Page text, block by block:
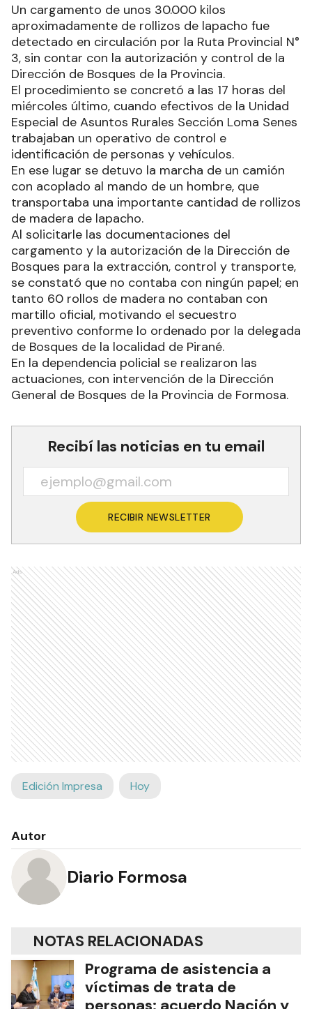
Un cargamento de unos 30.000 kilos
aproximadamente de rollizos de lapacho fue
detectado en circulación por la Ruta Provincial N°
3, sin contar con la autorización y control de la
Dirección de Bosques de la Provincia.
El procedimiento se concretó a las 17 horas del
miércoles último, cuando efectivos de la Unidad
Especial de Asuntos Rurales Sección Loma Senes
trabajaban un operativo de control e
identificación de personas y vehículos.
En ese lugar se detuvo la marcha de un camión
con acoplado al mando de un hombre, que
transportaba una importante cantidad de rollizos
de madera de lapacho.
Al solicitarle las documentaciones del
cargamento y la autorización de la Dirección de
Bosques para la extracción, control y transporte,
se constató que no contaba con ningún papel; en
tanto 60 rollos de madera no contaban con
martillo oficial, motivando el secuestro
preventivo conforme lo ordenado por la delegada
de Bosques de la localidad de Pirané.
En la dependencia policial se realizaron las
actuaciones, con intervención de la Dirección
General de Bosques de la Provincia de Formosa.
Recibí las noticias en tu email
RECIBIR NEWSLETTER
Ads
Edición Impresa Hoy
Autor
Diario Formosa
NOTAS RELACIONADAS
Programa de asistencia a
víctimas de trata de